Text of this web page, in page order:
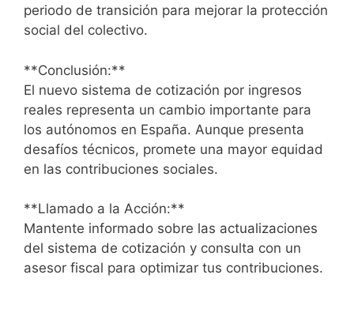
periodo de transición para mejorar la protección
social del colectivo.
**Conclusión:**
El nuevo sistema de cotización por ingresos
reales representa un cambio importante para
los autónomos en España. Aunque presenta
desafíos técnicos, promete una mayor equidad
en las contribuciones sociales.
**Llamado a la Acción:**
Mantente informado sobre las actualizaciones
del sistema de cotización y consulta con un
asesor fiscal para optimizar tus contribuciones.